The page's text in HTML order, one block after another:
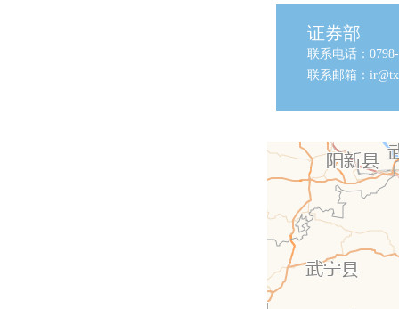
证券部
联系电话：
联系邮箱：